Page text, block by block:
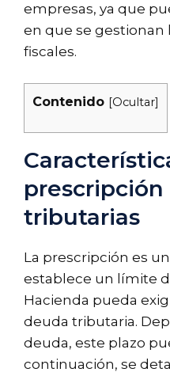
empresas, ya que
en que se gestionan
fiscales.
Contenido [Ocultar]
tributarias
La prescripción es
establece un límite
Hacienda pueda
deuda tributaria.
deuda, este plazo
continuación, se